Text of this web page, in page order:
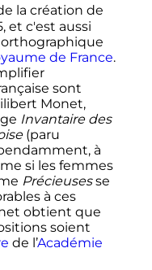
la création de
et c'est aussi
de France.
sont
Monet,
Invantaire des
(paru
à
si les femmes
Précieusesse
à ces
obtient que
soient
de l’Académie